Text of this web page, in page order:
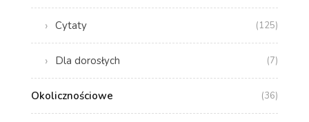
Cytaty (125)
Dla dorosłych (7)
Okolicznościowe (36)